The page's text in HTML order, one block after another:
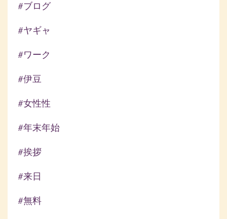
#ブログ
#ヤギャ
#ワーク
#伊豆
#女性性
#年末年始
#挨拶
#来日
#無料